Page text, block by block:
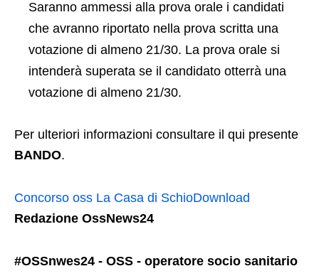
Saranno ammessi alla prova orale i candidati
che avranno riportato nella prova scritta una
votazione di almeno 21/30. La prova orale si
intenderà superata se il candidato otterrà una
votazione di almeno 21/30.
Per ulteriori informazioni consultare il qui presente
BANDO.
Concorso oss La Casa di SchioDownload
Redazione OssNews24
#OSSnwes24 - OSS - operatore socio sanitario